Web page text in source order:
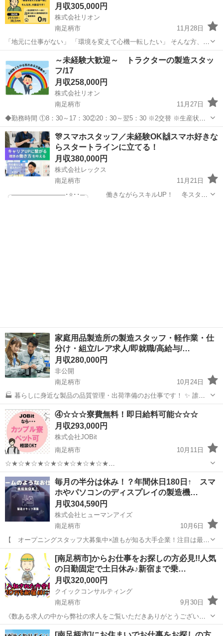
月収305,000円
株式会社リオン
南足柄市
11月28日
「地元に仕事がない」 「環境を変えて心機一転したい」 そんな方、大
歓迎です！ ▼サポート体制 ・赴任費用サポートあり ・即入寮OK（家
具家電付き） ・寮費無料 ▼月収例 29.5万円〜38.5万円...
工場 社会保険
～未経験大歓迎～ トラクターの製造スタッ
フ/17
月収258,000円
株式会社リオン
南足柄市
11月27日
◆勤務時間 ①8：30～17：30②20：30～翌5：30 ※2交替 ※生産状況
により他勤務時間あり ◆休暇 土日休み※職場カレンダーによる 長期
休暇（夏季、GW、年末年始） ◆月給 25万8000円...
神奈川 南足柄市
🎊スマホスタッフ／未経験OK🙌スマホ好きな
らスタートラインに立てる！
月収380,000円
株式会社レックス
南足柄市
11月21日
╭────────────･⭐･･─╮ 働きながらスキルUP！ 冬スター
家庭用品製造所の製造スタッフ・軽作業・仕
分け・組立/レア求人/即就職/高給与/…
月収280,000円
非公開
南足柄市
10月24日
🏭 暮らしに身近な製品の品質管理・出荷準備のお仕事です！ ✨ 誰も
が手に取る商品の最終チェックを担当していただきます。具体的に
は、製品の動作確認や外観検査を通じて、お客様に安心してご使用い
ただける品質を保証する重要な役...
神奈川 南足柄市 工場 社会保険
④☆☆☆寮費無料！即日給料可能☆☆☆
月収293,000円
株式会社JOBit
南足柄市
10月11日
☆★☆★☆★☆★☆★☆★☆★☆★
☆★☆★☆★☆★☆★☆★☆★☆★ 365日対応！まずはLINEで相談♪
☆★☆★☆★☆★☆★☆★☆★☆★ ＼気軽にご相談ください♪♪／
https://lin.ee/BjhQQ...
神奈川 南足柄市 物流 住み込み
毎月の半分は休み！？年間休日180日↑ スマ
ホやパソコンのディスプレイの製造機…
月収304,590円
株式会社ヒューマンアイズ
南足柄市
10月6日
【 オープニングスタッフ大募集中×誰もが知る大手企業！注目は最寄
り駅☆ 】 ―――――――――――――――――――――――― ＼＼
一度は聞いたことのある大手メーカー／／
――――――――――――――――――――...
神奈川 南足柄市 工場 社会保険
[南足柄市]からお仕事をお探しの方必見!!人気
の日勤固定で土日休み♪新宿まで乗…
月収320,000円
クイックコンサルティング
南足柄市
9月30日
《数ある求人の中から弊社の求人をご覧いただきありがとうございま
す!!》 3月入社された方全員に配属日に合計で10万円が支給される求人
神奈川 南足柄市 その他 未経験